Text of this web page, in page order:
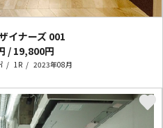
イナーズ 001
/ 19,800円
1R 2023年08月